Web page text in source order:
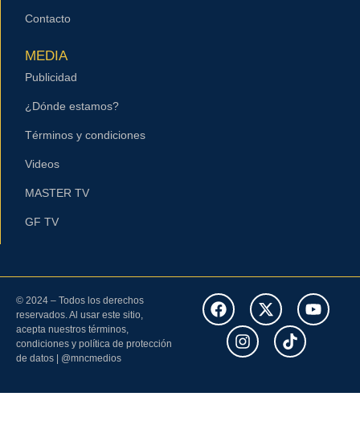
Contacto
MEDIA
Publicidad
¿Dónde estamos?
Términos y condiciones
Videos
MASTER TV
GF TV
© 2024 – Todos los derechos
reservados. Al usar este sitio,
acepta nuestros términos,
condiciones y política de protección
de datos | @mncmedios